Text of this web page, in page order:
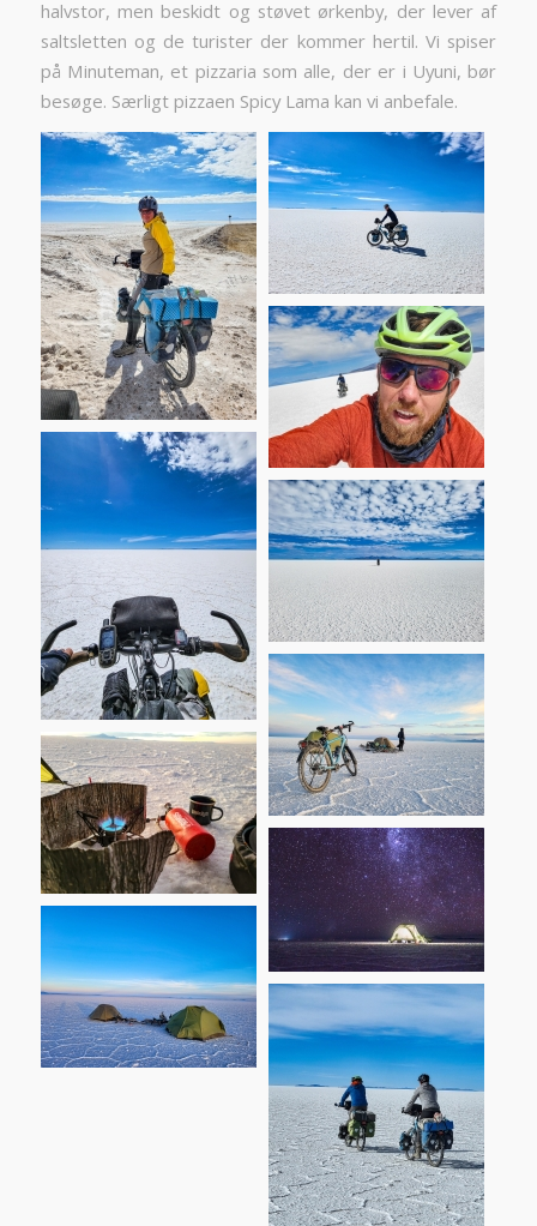
halvstor, men beskidt og støvet ørkenby, der lever af
saltsletten og de turister der kommer hertil. Vi spiser
på Minuteman, et pizzaria som alle, der er i Uyuni, bør
besøge. Særligt pizzaen Spicy Lama kan vi anbefale.